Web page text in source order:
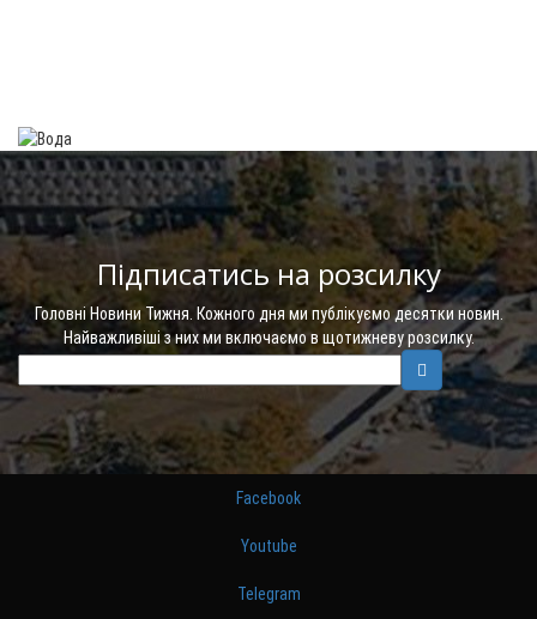
Підписатись на розсилку
Головні Новини Тижня. Кожного дня ми публікуємо десятки новин.
Найважливіші з них ми включаємо в щотижневу розсилку.
Facebook
Youtube
Telegram